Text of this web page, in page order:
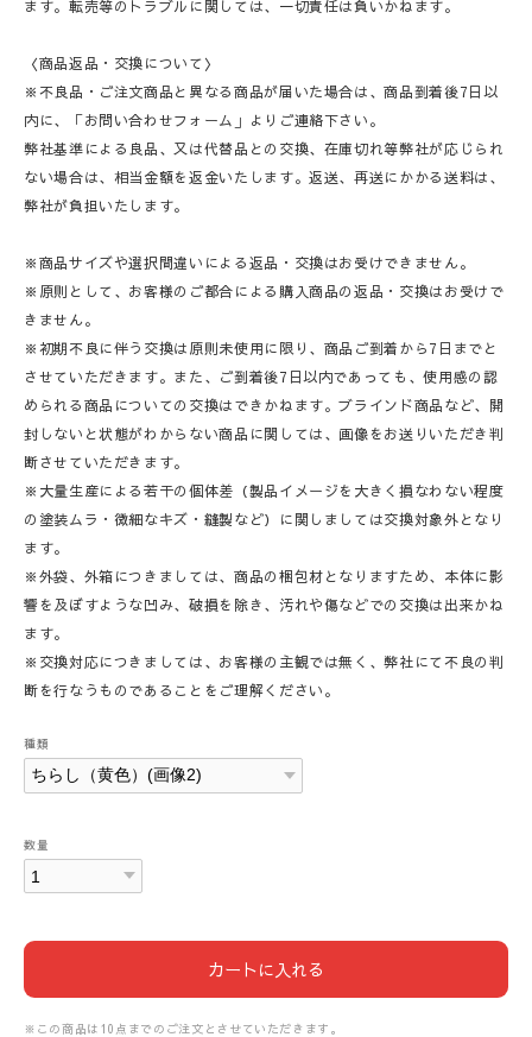
ます。転売等のトラブルに関しては、一切責任は負いかねます。
〈商品返品・交換について〉
※不良品・ご注文商品と異なる商品が届いた場合は、商品到着後7日以
内に、「お問い合わせフォーム」よりご連絡下さい。
弊社基準による良品、又は代替品との交換、在庫切れ等弊社が応じられ
ない場合は、相当金額を返金いたします。返送、再送にかかる送料は、
弊社が負担いたします。
※商品サイズや選択間違いによる返品・交換はお受けできません。
※原則として、お客様のご都合による購入商品の返品・交換はお受けで
きません。
※初期不良に伴う交換は原則未使用に限り、商品ご到着から7日までと
させていただきます。また、ご到着後7日以内であっても、使用感の認
められる商品についての交換はできかねます。ブラインド商品など、開
封しないと状態がわからない商品に関しては、画像をお送りいただき判
断させていただきます。
※大量生産による若干の個体差（製品イメージを大きく損なわない程度
の塗装ムラ・微細なキズ・縫製など）に関しましては交換対象外となり
ます。
※外袋、外箱につきましては、商品の梱包材となりますため、本体に影
響を及ぼすような凹み、破損を除き、汚れや傷などでの交換は出来かね
ます。
※交換対応につきましては、お客様の主観では無く、弊社にて不良の判
断を行なうものであることをご理解ください。
種類
数量
カートに入れる
※この商品は10点までのご注文とさせていただきます。